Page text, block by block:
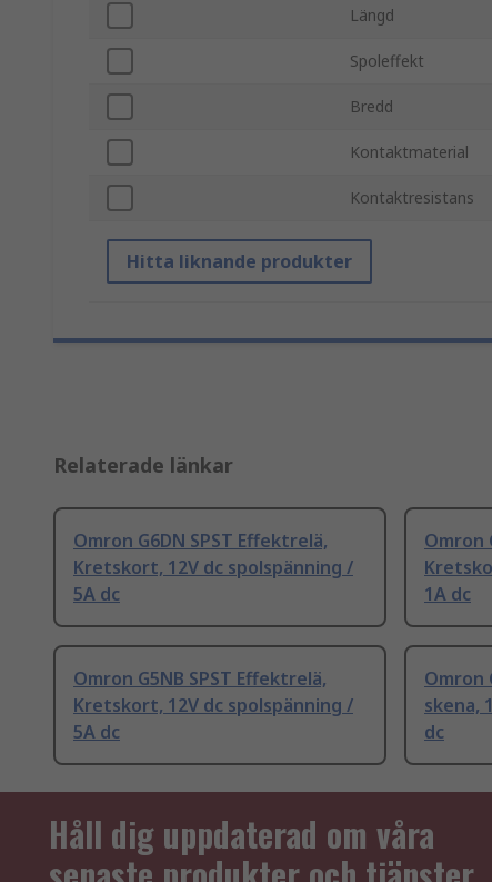
Längd
Spoleffekt
Bredd
Kontaktmaterial
Kontaktresistans
Hitta liknande produkter
Relaterade länkar
Omron G6DN SPST Effektrelä,
Kretskort, 12V dc spolspänning /
5A dc
Omron
1A dc
Omron G5NB SPST Effektrelä,
Kretskort, 12V dc spolspänning /
5A dc
Omron
skena,
dc
Håll dig uppdaterad om våra